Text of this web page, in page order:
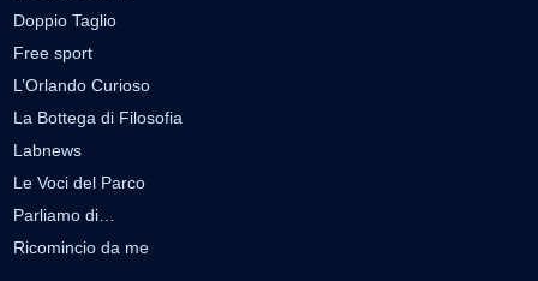
Doppio Taglio
Free sport
L’Orlando Curioso
La Bottega di Filosofia
Labnews
Le Voci del Parco
Parliamo di…
Ricomincio da me